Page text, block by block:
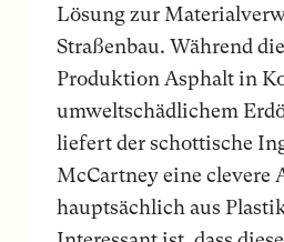
Lösung zur
Straßenbau. Während
Produktion Asphalt in
umweltschädlichem
liefert der schottische
McCartney eine clevere
hauptsächlich aus